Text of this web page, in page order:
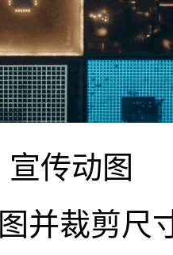
宣传动图
并裁剪尺